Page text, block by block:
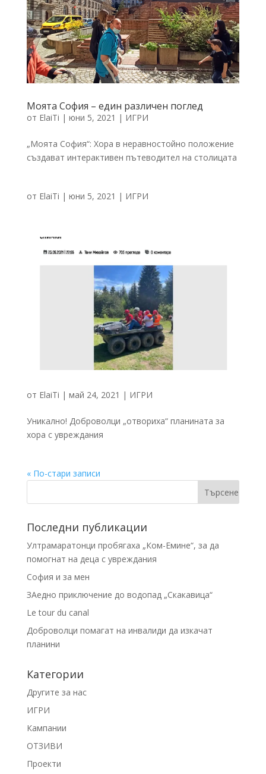
Моята София – един различен поглед
от ElaiTi | юни 5, 2021 | ИГРИ
„Моята София“: Хора в неравностойно положение
създават интерактивен пътеводител на столицата
от ElaiTi | юни 5, 2021 | ИГРИ
от ElaiTi | май 24, 2021 | ИГРИ
Уникално! Доброволци „отвориха“ планината за
хора с увреждания
« По-стари записи
Последни публикации
Ултрамаратонци пробягаха „Ком-Емине“, за да
помогнат на деца с увреждания
София и за мен
ЗАедно приключение до водопад „Скакавица“
Le tour du canal
Доброволци помагат на инвалиди да изкачат
планини
Категории
Другите за нас
ИГРИ
Кампании
ОТЗИВИ
Проекти